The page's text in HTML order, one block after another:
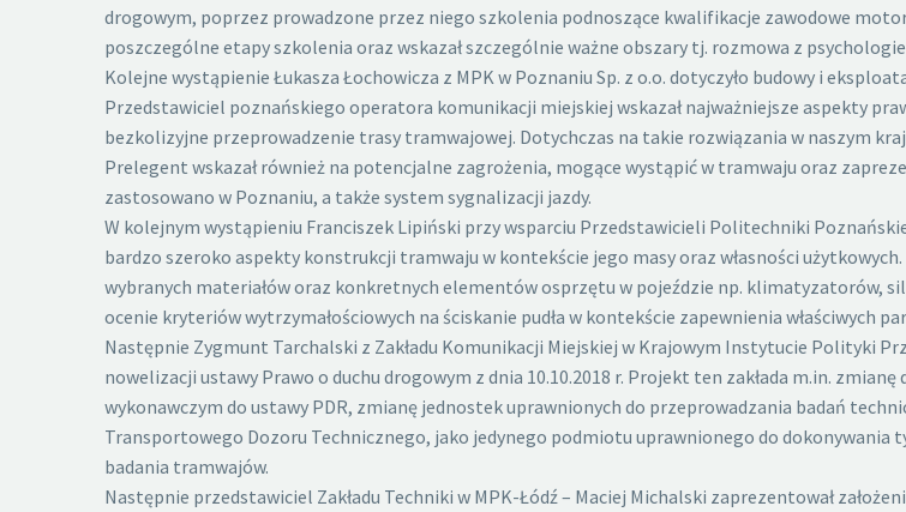
drogowym, poprzez prowadzone przez niego szkolenia podnoszące kwalifikacje zawodowe
poszczególne etapy szkolenia oraz wskazał szczególnie ważne obszary tj. rozmowa z
Kolejne wystąpienie Łukasza Łochowicza z MPK w Poznaniu Sp. z o.o. dotyczyło budowy i
Przedstawiciel poznańskiego operatora komunikacji miejskiej wskazał najważniejsze aspekty
bezkolizyjne przeprowadzenie trasy tramwajowej. Dotychczas na takie rozwiązania w naszym
Prelegent wskazał również na potencjalne zagrożenia, mogące wystąpić w tramwaju oraz
zastosowano w Poznaniu, a także system sygnalizacji jazdy.
W kolejnym wystąpieniu Franciszek Lipiński przy wsparciu Przedstawicieli Politechniki
bardzo szeroko aspekty konstrukcji tramwaju w kontekście jego masy oraz własności
wybranych materiałów oraz konkretnych elementów osprzętu w pojeździe np. klimatyzatorów,
ocenie kryteriów wytrzymałościowych na ściskanie pudła w kontekście zapewnienia właściwych
Następnie Zygmunt Tarchalski z Zakładu Komunikacji Miejskiej w Krajowym Instytucie Polityki
nowelizacji ustawy Prawo o duchu drogowym z dnia 10.10.2018 r. Projekt ten zakłada m.in.
wykonawczym do ustawy PDR, zmianę jednostek uprawnionych do przeprowadzania badań
Transportowego Dozoru Technicznego, jako jedynego podmiotu uprawnionego do dokonywania
badania tramwajów.
Następnie przedstawiciel Zakładu Techniki w MPK-Łódź – Maciej Michalski zaprezentował